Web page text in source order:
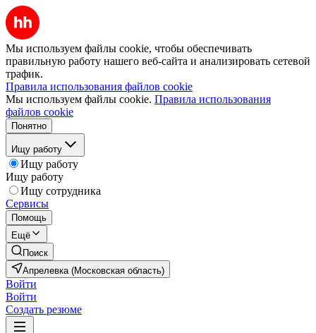
Мы используем файлы cookie, чтобы обеспечивать
правильную работу нашего веб-сайта и анализировать сетевой
трафик.
Правила использования файлов cookie
Мы используем файлы cookie. Правила использования
файлов cookie
Понятно
Ищу работу
Ищу работу
Ищу работу
Ищу сотрудника
Сервисы
Помощь
Ещё
Поиск
Апрелевка (Московская область)
Войти
Войти
Создать резюме